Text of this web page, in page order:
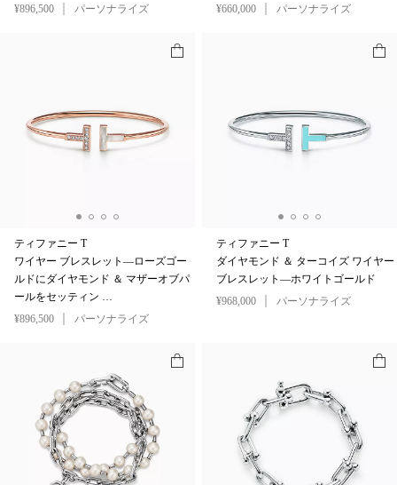
¥896,500
パーソナライズ
¥660,000
パーソナライズ
ティファニー T
ワイヤー ブレスレット—ローズゴー
ルドにダイヤモンド ＆ マザーオブパ
ールをセッティン …
¥896,500
パーソナライズ
ティファニー T
ダイヤモンド ＆ ターコイズ ワイヤー
ブレスレット—ホワイトゴールド
¥968,000
パーソナライズ